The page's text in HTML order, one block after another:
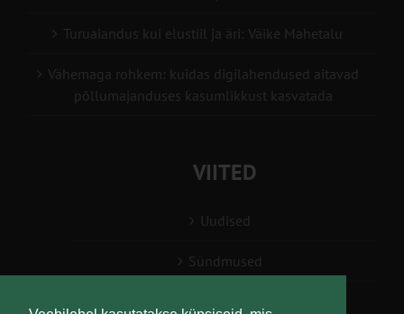
Turuaiandus kui elustiil ja äri: Väike Mahetalu
Vähemaga rohkem: kuidas digilahendused aitavad
põllumajanduses kasumlikkust kasvatada
VIITED
Uudised
Sündmused